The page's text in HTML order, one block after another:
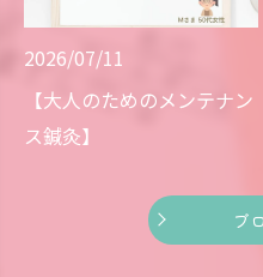
2026/07/11
【大人のためのメンテナン
ス鍼灸】
ブ